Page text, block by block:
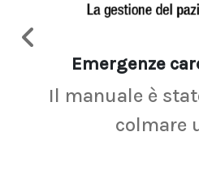
Emergenze
Il manuale è
colmare